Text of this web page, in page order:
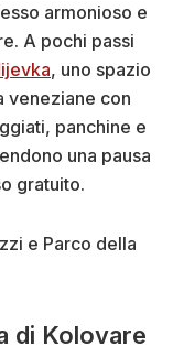
armonioso e
A pochi passi
, uno spazio
veneziane con
panchine e
una pausa
gratuito.
di Kolovare